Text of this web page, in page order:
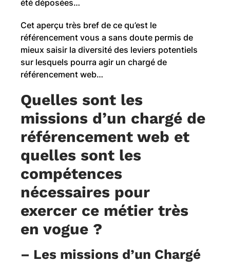
été déposées…
Cet aperçu très bref de ce qu’est le
référencement vous a sans doute permis de
mieux saisir la diversité des leviers potentiels
sur lesquels pourra agir un chargé de
référencement web…
Quelles sont les
missions d’un chargé de
référencement web et
quelles sont les
compétences
nécessaires pour
exercer ce métier très
en vogue ?
– Les missions d’un Chargé